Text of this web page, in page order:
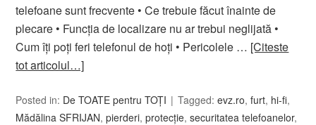
telefoane sunt frecvente • Ce trebuie făcut înainte de
plecare • Funcția de localizare nu ar trebui neglijată •
Cum îți poți feri telefonul de hoți • Pericolele … [Citeste
tot articolul…]
Posted in: De TOATE pentru TOȚI Tagged:evz.ro,furt, hi-fi,
Mădălina SFRIJAN,pierderi,protecţie,securitatea telefoanelor,